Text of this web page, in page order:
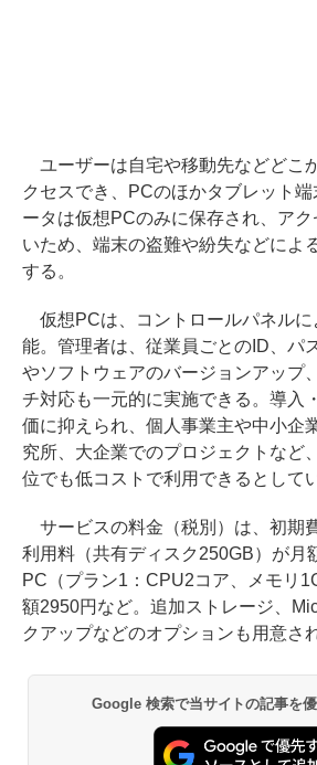
ユーザーは自宅や移動先などどこ
クセスでき、PCのほかタブレット
ータは仮想PCのみに保存され、ア
いため、端末の盗難や紛失などによ
する。
仮想PCは、コントロールパネルに
能。管理者は、従業員ごとのID、パ
やソフトウェアのバージョンアップ
チ対応も一元的に実施できる。導入
価に抑えられ、個人事業主や中小企
究所、大企業でのプロジェクトなど
位でも低コストで利用できるとして
サービスの料金（税別）は、初期
利用料（共有ディスク250GB）が月
PC（プラン1：CPU2コア、メモリ
額2950円など。追加ストレージ、
クアップなどのオプションも用意さ
Google 検索で当サイトの記事を